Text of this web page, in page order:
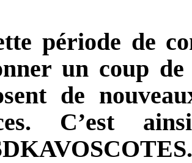
période de
un coup
de
C’est